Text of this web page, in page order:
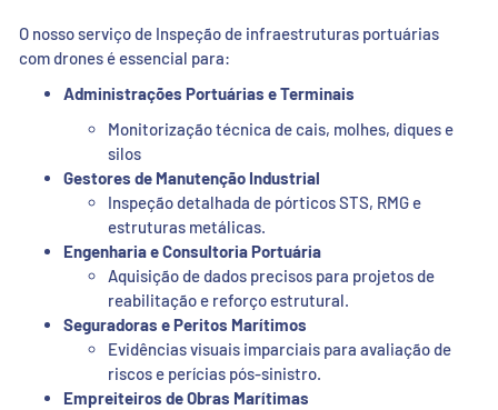
O nosso serviço de Inspeção de infraestruturas portuárias
com drones é essencial para:
Administrações Portuárias e Terminais
Monitorização técnica de cais, molhes, diques e
silos
Gestores de Manutenção Industrial
Inspeção detalhada de pórticos STS, RMG e
estruturas metálicas.
Engenharia e Consultoria Portuária
Aquisição de dados precisos para projetos de
reabilitação e reforço estrutural.
Seguradoras e Peritos Marítimos
Evidências visuais imparciais para avaliação de
riscos e perícias pós-sinistro.
Empreiteiros de Obras Marítimas